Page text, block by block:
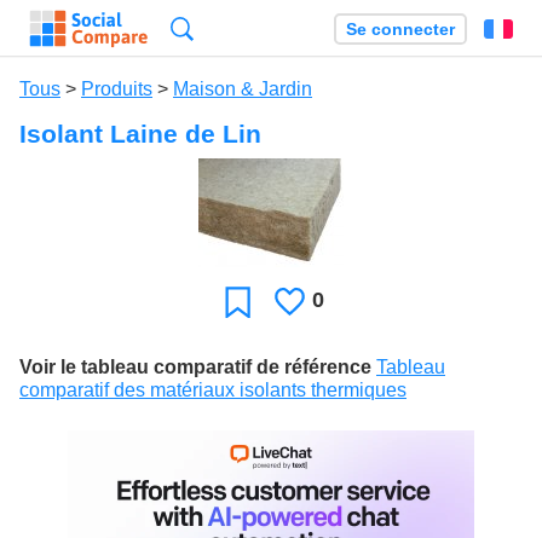
Se connecter
Tous > Produits > Maison & Jardin
Isolant Laine de Lin
Favori J'aime
0
Voir le tableau comparatif de référence Tableau
comparatif des matériaux isolants thermiques